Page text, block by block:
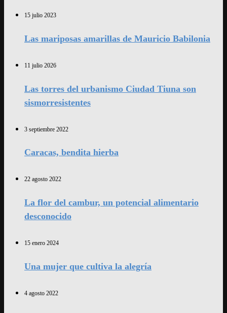
15 julio 2023
Las mariposas amarillas de Mauricio Babilonia
11 julio 2026
Las torres del urbanismo Ciudad Tiuna son
sismorresistentes
3 septiembre 2022
Caracas, bendita hierba
22 agosto 2022
La flor del cambur, un potencial alimentario
desconocido
15 enero 2024
Una mujer que cultiva la alegría
4 agosto 2022